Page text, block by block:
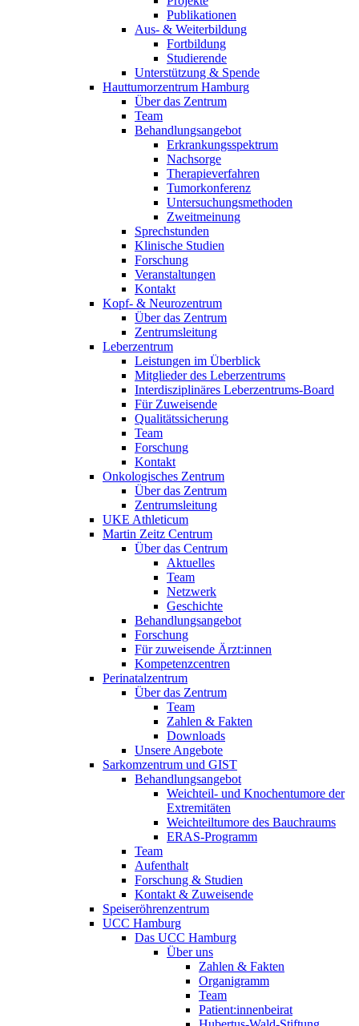
Publikationen
Aus- & Weiterbildung
Fortbildung
Studierende
Unterstützung & Spende
Hauttumorzentrum Hamburg
Über das Zentrum
Team
Behandlungsangebot
Erkrankungsspektrum
Nachsorge
Therapieverfahren
Tumorkonferenz
Untersuchungsmethoden
Zweitmeinung
Sprechstunden
Klinische Studien
Forschung
Veranstaltungen
Kontakt
Kopf- & Neurozentrum
Über das Zentrum
Zentrumsleitung
Leberzentrum
Leistungen im Überblick
Mitglieder des Leberzentrums
Interdisziplinäres Leberzentrums-Board
Für Zuweisende
Qualitätssicherung
Team
Forschung
Kontakt
Onkologisches Zentrum
Über das Zentrum
Zentrumsleitung
UKE Athleticum
Martin Zeitz Centrum
Über das Centrum
Aktuelles
Team
Netzwerk
Geschichte
Behandlungsangebot
Forschung
Für zuweisende Ärzt:innen
Kompetenzcentren
Perinatalzentrum
Über das Zentrum
Team
Zahlen & Fakten
Downloads
Unsere Angebote
Sarkomzentrum und GIST
Behandlungsangebot
Weichteil- und Knochentumore der
Extremitäten
Weichteiltumore des Bauchraums
ERAS-Programm
Team
Aufenthalt
Forschung & Studien
Kontakt & Zuweisende
Speiseröhrenzentrum
UCC Hamburg
Das UCC Hamburg
Über uns
Zahlen & Fakten
Organigramm
Team
Patient:innenbeirat